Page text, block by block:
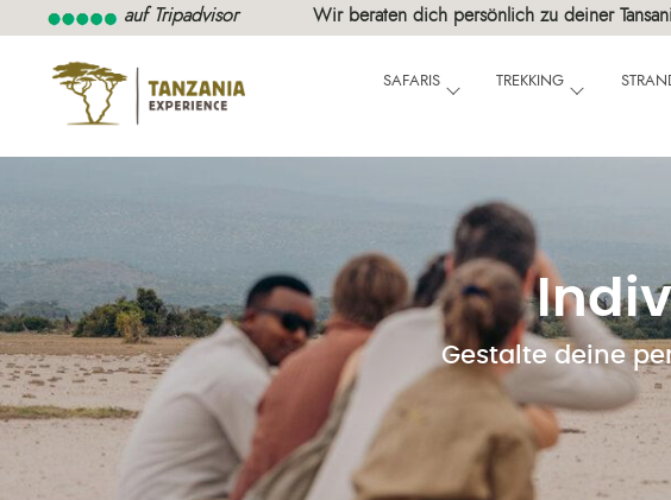
auf Tripadvisor Wir beraten dich persönlich zu deiner
SAFARIS TREKKING
Gestalte deine